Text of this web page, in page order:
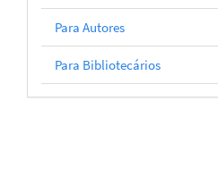
Para Autores
Para Bibliotecários